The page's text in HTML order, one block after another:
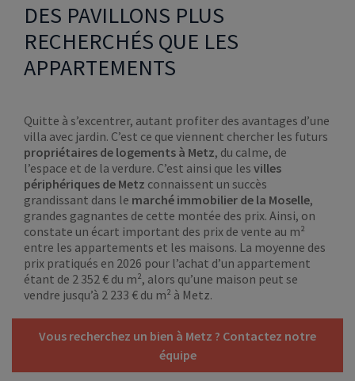
DES PAVILLONS PLUS
RECHERCHÉS QUE LES
APPARTEMENTS
Quitte à s’excentrer, autant profiter des avantages d’une
villa avec jardin. C’est ce que viennent chercher les futurs
propriétaires de logements à Metz, du calme, de
l’espace et de la verdure. C’est ainsi que les villes
périphériques de Metz connaissent un succès
grandissant dans le marché immobilier de la Moselle,
grandes gagnantes de cette montée des prix. Ainsi, on
constate un écart important des prix de vente au m²
entre les appartements et les maisons. La moyenne des
prix pratiqués en 2026 pour l’achat d’un appartement
étant de 2 352 € du m², alors qu’une maison peut se
vendre jusqu’à 2 233 € du m² à Metz.
Vous recherchez un bien à Metz ? Contactez notre
équipe